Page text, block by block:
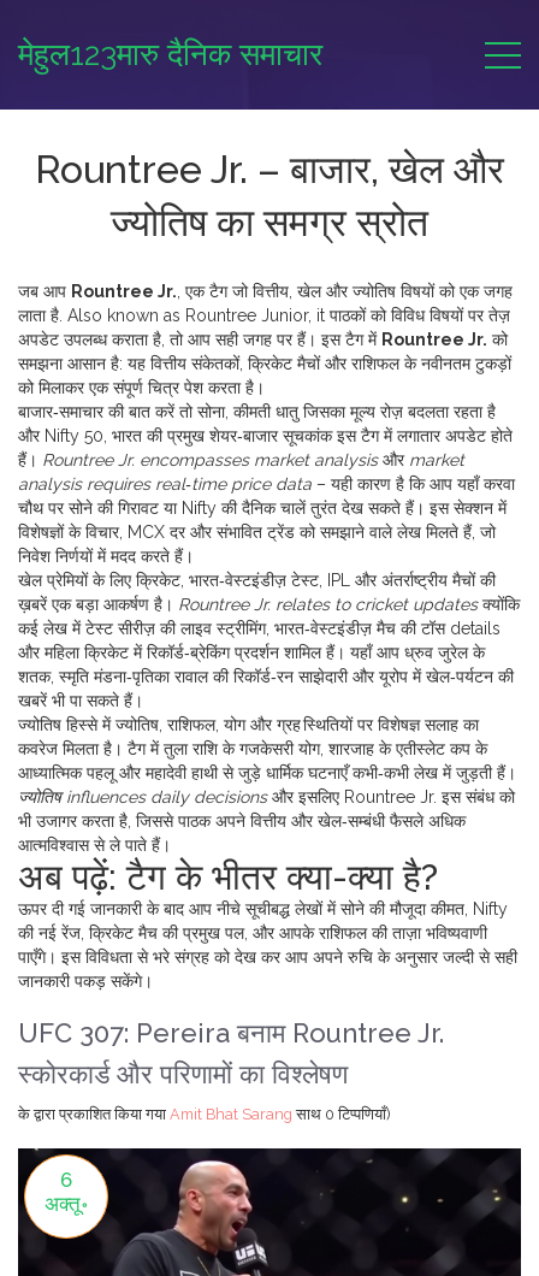
मेहुल123मारु दैनिक समाचार
Rountree Jr. – बाजार, खेल और
ज्योतिष का समग्र स्रोत
जब आप Rountree Jr. एक टैग जो वित्तीय, खेल और ज्योतिष विषयों को एक जगह
लाता है . Also known as Rountree Junior, it पाठकों को विविध विषयों पर तेज़
अपडेट उपलब्ध कराता है , तो आप सही जगह पर हैं। इस टैग में Rountree Jr. को
समझना आसान है: यह वित्तीय संकेतकों, क्रिकेट मैचों और राशिफल के नवीनतम टुकड़ों
को मिलाकर एक संपूर्ण चित्र पेश करता है।
बाजार‑समाचार की बात करें तोसोना, कीमती धातु जिसका मूल्य रोज़ बदलता रहता है
और Nifty 50 भारत की प्रमुख शेयर‑बाजार सूचकांकइस टैग में लगातार अपडेट होते
हैं। Rountree Jr. encompasses market analysisऔर market
analysis requires real‑time price data – यही कारण है कि आप यहाँ करवा
चौथ पर सोने की गिरावट या Nifty की दैनिक चालें तुरंत देख सकते हैं। इस सेक्शन में
विशेषज्ञों के विचार, MCX दर और संभावित ट्रेंड को समझाने वाले लेख मिलते हैं, जो
निवेश निर्णयों में मदद करते हैं।
खेल प्रेमियों के लिएक्रिकेट भारत‑वेस्टइंडीज़ टेस्ट, IPL और अंतर्राष्ट्रीय मैचों की
ख़बरेंएक बड़ा आकर्षण है। Rountree Jr. relates to cricket updatesक्योंकि
कई लेख में टेस्ट सीरीज़ की लाइव स्ट्रीमिंग, भारत‑वेस्टइंडीज़ मैच की टॉस details
और महिला क्रिकेट में रिकॉर्ड‑ब्रेकिंग प्रदर्शन शामिल हैं। यहाँ आप ध्रुव जुरेल के
शतक, स्मृति मंडना‑पृतिका रावाल की रिकॉर्ड‑रन साझेदारी और यूरोप में खेल‑पर्यटन की
खबरें भी पा सकते हैं।
ज्योतिष हिस्से मेंज्योतिष राशिफल, योग और ग्रह स्थितियों पर विशेषज्ञ सलाह का
कवरेज मिलता है। टैग में तुला राशि के गजकेसरी योग, शारजाह के एतीस्लेट कप के
आध्यात्मिक पहलू और महादेवी हाथी से जुड़े धार्मिक घटनाएँ कभी‑कभी लेख में जुड़ती हैं।
ज्योतिष influences daily decisionsऔर इसलिए Rountree Jr. इस संबंध को
भी उजागर करता है, जिससे पाठक अपने वित्तीय और खेल‑सम्बंधी फैसले अधिक
आत्मविश्वास से ले पाते हैं।
अब पढ़ें: टैग के भीतर क्या-क्या है?
ऊपर दी गई जानकारी के बाद आप नीचे सूचीबद्ध लेखों में सोने की मौजूदा कीमत, Nifty
की नई रेंज, क्रिकेट मैच की प्रमुख पल, और आपके राशिफल की ताज़ा भविष्यवाणी
पाएँगे। इस विविधता से भरे संग्रह को देख कर आप अपने रुचि के अनुसार जल्दी से सही
जानकारी पकड़ सकेंगे।
UFC 307: Pereira बनाम Rountree Jr.
स्कोरकार्ड और परिणामों का विश्लेषण
के द्वारा प्रकाशित किया गया Amit Bhat Sarang साथ 0 टिप्पणियाँ)
6
अक्तू॰